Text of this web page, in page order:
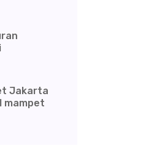
Jakarta
mampet